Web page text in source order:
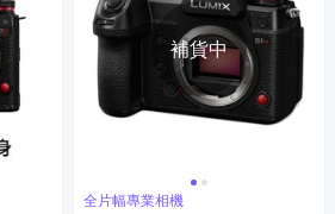
補貨中
全片幅專業相機